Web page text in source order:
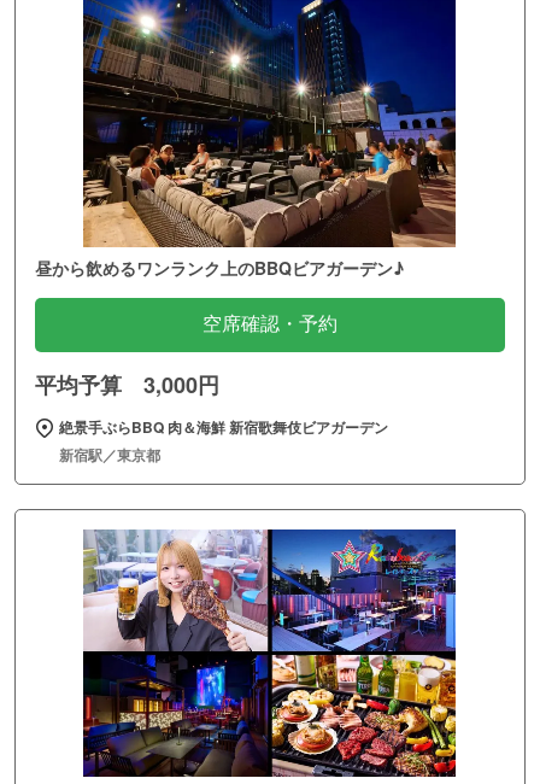
昼から飲めるワンランク上のBBQビアガーデン♪
空席確認・予約
平均予算 3,000円
絶景手ぶらBBQ 肉＆海鮮 新宿歌舞伎ビアガーデン
新宿駅／東京都